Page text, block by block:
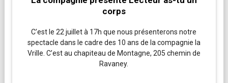
corps
C’est le 22 juillet à 17h que nous présenterons notre
spectacle dans le cadre des 10 ans de la compagnie la
Vrille. C’est au chapiteau de Montagne, 205 chemin de
Ravaney.